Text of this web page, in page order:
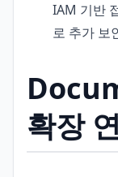
IAM 기반
로 추가 보
확장